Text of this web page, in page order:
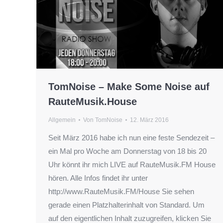
TomNoise – Make Some Noise auf
RauteMusik.House
Allgemein Von TomNoise 12. März 2016
Seit März 2016 habe ich nun eine feste Sendezeit –
ein Mal pro Woche am Donnerstag von 18 bis 20
Uhr könnt ihr mich LIVE auf RauteMusik.FM House
hören. Alle Infos findet ihr unter
http://www.RauteMusik.FM/House Sie sehen
gerade einen Platzhalterinhalt von Standard. Um
auf den eigentlichen Inhalt zuzugreifen, klicken Sie